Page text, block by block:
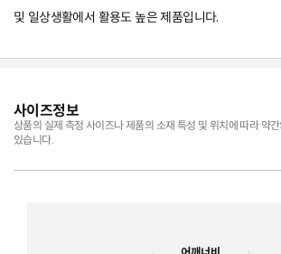
및 일상생활에서 활용도 높은 제품입니다.
사이즈정보
상품의 실제 측정 사이즈나 제품의 소재 특성 및 위치에 따라 약
있습니다.